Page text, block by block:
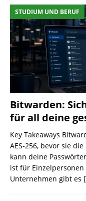
STUDIUM UND BERUF
Bitwarden:
für all deine
Key Takeaways
AES-256, bevor sie
kann deine
ist für
Unternehmen gibt es